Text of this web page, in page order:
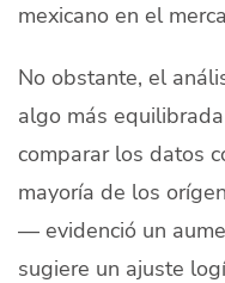
mexicano en el
No obstante, el
algo más
comparar los datos
mayoría de los
— evidenció un
sugiere un ajuste